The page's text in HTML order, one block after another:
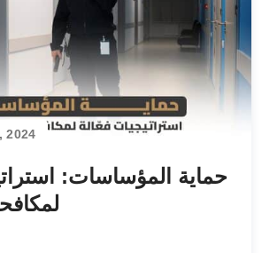
2024
حماية المؤساسات: